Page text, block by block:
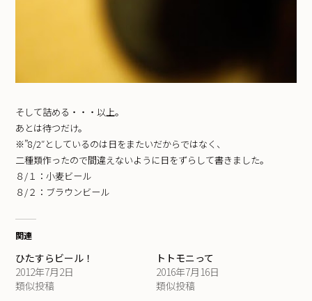
そして詰める・・・以上。
あとは待つだけ。
※”8/2″としているのは日をまたいだからではなく、
二種類作ったので間違えないように日をずらして書きました。
８/１：小麦ビール
８/２：ブラウンビール
関連
ひたすらビール！
2012年7月2日
類似投稿
トトモニって
2016年7月16日
類似投稿